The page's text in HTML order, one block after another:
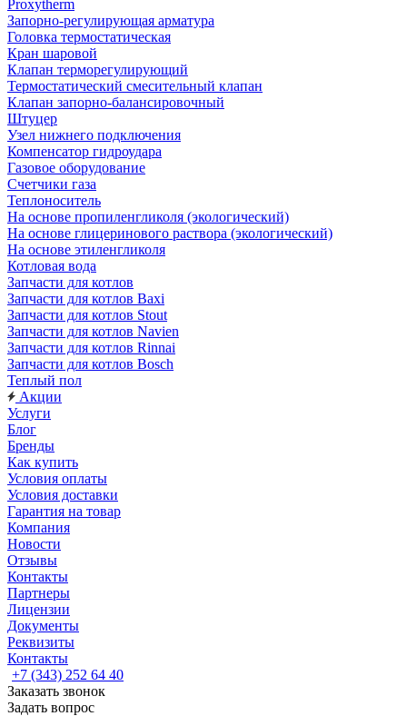
Proxytherm
Запорно-регулирующая арматура
Головка термостатическая
Кран шаровой
Клапан терморегулирующий
Термостатический смесительный клапан
Клапан запорно-балансировочный
Штуцер
Узел нижнего подключения
Компенсатор гидроудара
Газовое оборудование
Счетчики газа
Теплоноситель
На основе пропиленгликоля (экологический)
На основе глицеринового раствора (экологический)
На основе этиленгликоля
Котловая вода
Запчасти для котлов
Запчасти для котлов Baxi
Запчасти для котлов Stout
Запчасти для котлов Navien
Запчасти для котлов Rinnai
Запчасти для котлов Bosch
Теплый пол
Акции
Услуги
Блог
Бренды
Как купить
Условия оплаты
Условия доставки
Гарантия на товар
Компания
Новости
Отзывы
Контакты
Партнеры
Лицензии
Документы
Реквизиты
Контакты
+7 (343) 252 64 40
Заказать звонок
Задать вопрос